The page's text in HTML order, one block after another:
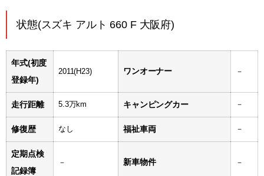
状態(スズキ アルト 660 F 大阪府)
年式(初度
登録年)
2011(H23) ワンオーナー －
走行距離 5.3万km キャンピングカー －
修復歴 なし 福祉車両 －
定期点検
記録簿
－ 新車物件 －